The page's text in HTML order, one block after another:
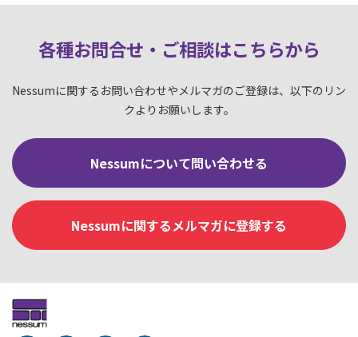
各種お問合せ・ご相談はこちらから
Nessumに関するお問い合わせやメルマガのご登録は、以下のリン
クよりお願いします。
Nessumについて問い合わせる
Nessumに関するメルマガに登録する